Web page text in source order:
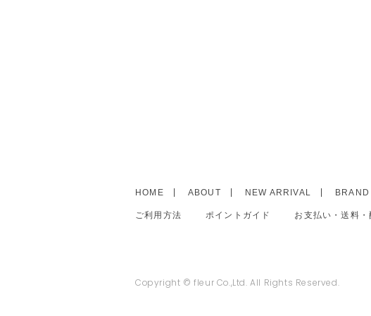
HOME ABOUT NEW ARRIVAL BRAND
ご利用方法 ポイントガイド お支払い・送料・
Copyright © fleur Co.,Ltd. All Rights Reserved.